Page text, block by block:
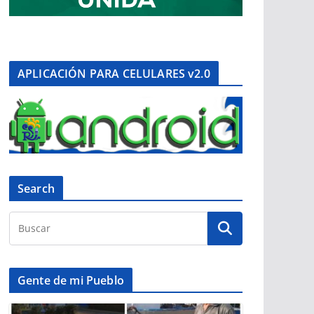
APLICACIÓN PARA CELULARES v2.0
Search
Gente de mi Pueblo